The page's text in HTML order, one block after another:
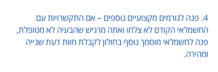
4. פנה לגורמים מקצועיים נוספים – אם התקשרויות עם
החשמלאי הקודם לא צלחו ואתה מרגיש שהבעיה לא מטופלת,
פנה לחשמלאי מוסמך נוסף בחולון לקבלת חוות דעת שנייה
ומהירה.